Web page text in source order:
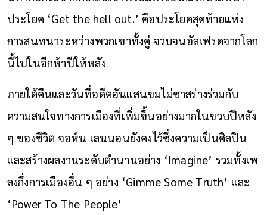
ประโยค ‘Get the hell out.’ คือประโยคสุดท้ายแห่ง
การสนทนาระหว่างพวกเขาทั้งคู่ จวบจนอัลเฟรดจากโลก
นี้ไปในอีกห้าปีให้หลัง
ภายใต้คืนและวันที่อดีตอันแสนขมไม่ซาสร่างร่วมกับ
ความสนใจทางการเมืองที่เพิ่มขึ้นอย่างมากในขวบปีหลัง
ๆ ของชีวิต จอห์น เลนนอนยังคงไว้ซึ่งความเป็นศิลปิน
และสร้างผลงานระดับตำนานอย่าง ‘Imagine’ รวมทั้งเพ
ลงกึ่งการเมืองอื่น ๆ อย่าง ‘Gimme Some Truth’ และ
‘Power To The People’